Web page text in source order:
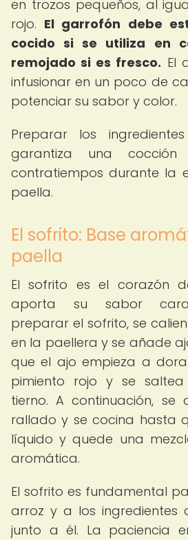
en trozos pequeños, al
rojo. El garrofón debe
cocido si se utiliza en
remojado si es fresco. El
infusionar en un poco de
potenciar su sabor y color.
Preparar los
garantiza una
contratiempos durante la
paella.
El sofrito: Base
paella
El sofrito es el corazón
aporta su sabor
preparar el sofrito, se
en la paellera y se añade
que el ajo empieza a
pimiento rojo y se
tierno. A continuación,
rallado y se cocina hasta
líquido y quede una
aromática.
El sofrito es fundamental
arroz y a los ingredientes
junto a él. La paciencia